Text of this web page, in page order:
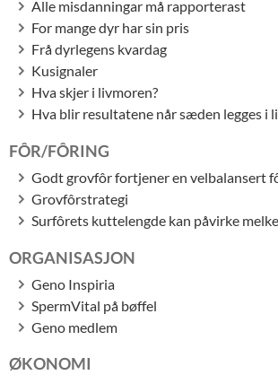
Alle misdanningar må rapporterast
For mange dyr har sin pris
Frå dyrlegens kvardag
Kusignaler
Hva skjer i livmoren?
Hva blir resultatene når sæden legges i
FÔR/FÔRING
Godt grovfôr fortjener en velbalansert
Grovfôrstrategi
Surfôrets kuttelengde kan påvirke
ORGANISASJON
Geno Inspiria
SpermVital på bøffel
Geno medlem
ØKONOMI